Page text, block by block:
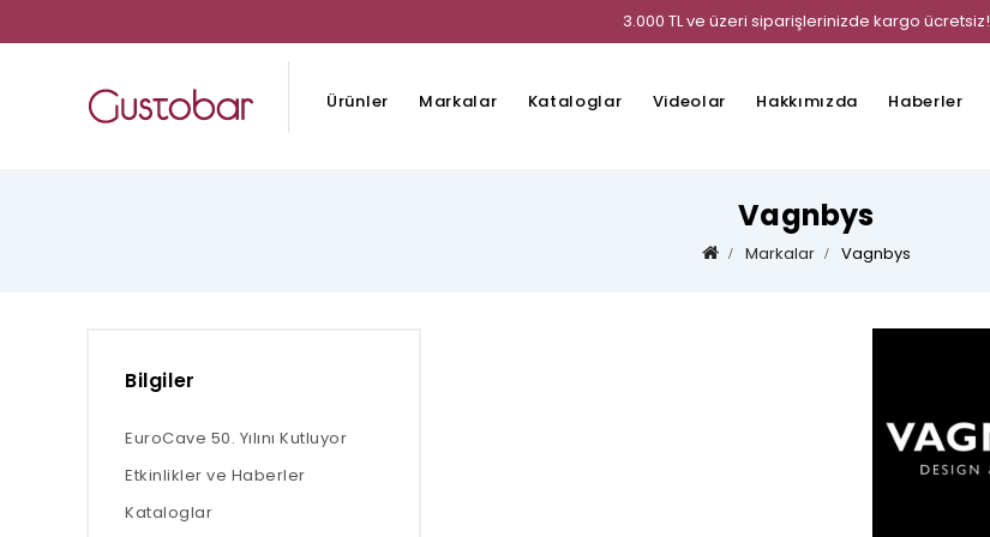
3.000 TL ve üzeri siparişlerinizde kargo ücretsiz!
Ürünler Markalar Kataloglar Videolar Hakkımızda Haberler
Vagnbys
Markalar Vagnbys
Bilgiler
EuroCave 50. Yılını Kutluyor
Etkinlikler ve Haberler
Kataloglar